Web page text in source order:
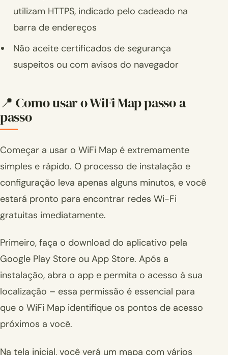
utilizam HTTPS, indicado pelo cadeado na
barra de endereços
Não aceite certificados de segurança
suspeitos ou com avisos do navegador
📍 Como usar o WiFi Map passo a
passo
Começar a usar o WiFi Map é extremamente
simples e rápido. O processo de instalação e
configuração leva apenas alguns minutos, e você
estará pronto para encontrar redes Wi-Fi
gratuitas imediatamente.
Primeiro, faça o download do aplicativo pela
Google Play Store ou App Store. Após a
instalação, abra o app e permita o acesso à sua
localização – essa permissão é essencial para
que o WiFi Map identifique os pontos de acesso
próximos a você.
Na tela inicial, você verá um mapa com vários